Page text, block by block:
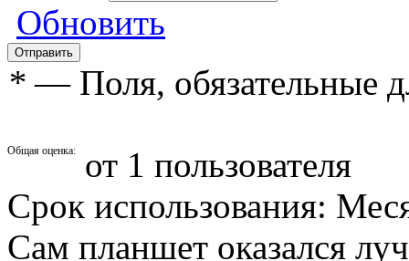
Обновить
* — Поля, обязательные
Общая оценка:
от 1 пользователя
Срок использования:
Сам планшет оказался